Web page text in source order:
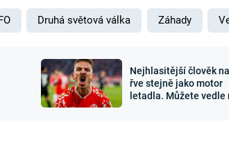
Záhady a
konspirace
Druhá světová válka Záhady
Nejhlasitější člověk
řve stejně jako motor
letadla. Můžete vedle